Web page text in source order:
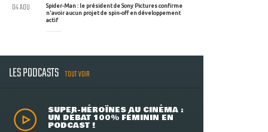
Spider-Man : le président de Sony Pictures confirme
n'avoir aucun projet de spin-off en développement
actif
04 AOU
LES PODCASTS TOUT VOIR
SUPER-HÉROÏNES AU CINÉMA :
UN DÉBAT 100% FÉMININ EN
PODCAST !